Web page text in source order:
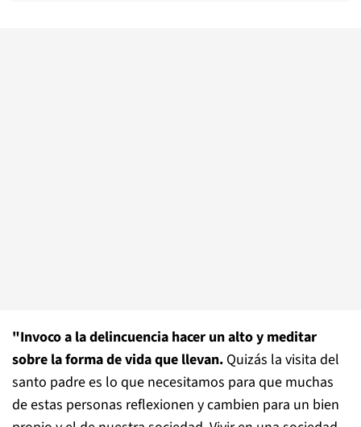
"Invoco a la delincuencia hacer un alto y meditar
sobre la forma de vida que llevan. Quizás la visita del
santo padre es lo que necesitamos para que muchas
de estas personas reflexionen y cambien para un bien